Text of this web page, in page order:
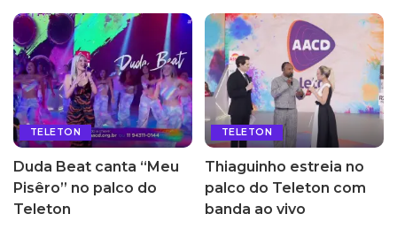
TELETON
Duda Beat canta “Meu
Pisêro” no palco do
Teleton
TELETON
Thiaguinho estreia no
palco do Teleton com
banda ao vivo